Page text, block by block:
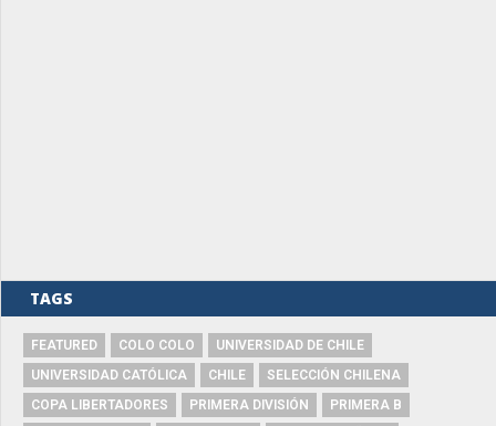
TAGS
FEATURED COLO COLO
UNIVERSIDAD DE CHILE
UNIVERSIDAD CATÓLICA
CHILE
SELECCIÓN CHILENA
COPA LIBERTADORES
PRIMERA DIVISIÓN
PRIMERA B